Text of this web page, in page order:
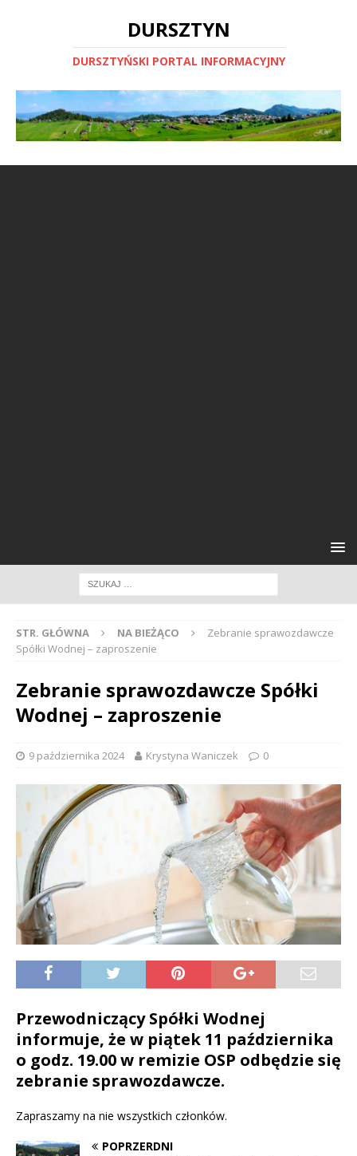
DURSZTYN
DURSZTYŃSKI PORTAL INFORMACYJNY
STR. GŁÓWNA NA BIEŻĄCO
Zebranie sprawozdawcze
Spółki Wodnej – zaproszenie
Zebranie sprawozdawcze Spółki
Wodnej – zaproszenie
9 października 2024 Krystyna Waniczek 0
Przewodniczący Spółki Wodnej
informuje, że w piątek 11 października
o godz. 19.00 w remizie OSP odbędzie się
zebranie sprawozdawcze.
Zapraszamy na nie wszystkich członków.
POPRZERDNI